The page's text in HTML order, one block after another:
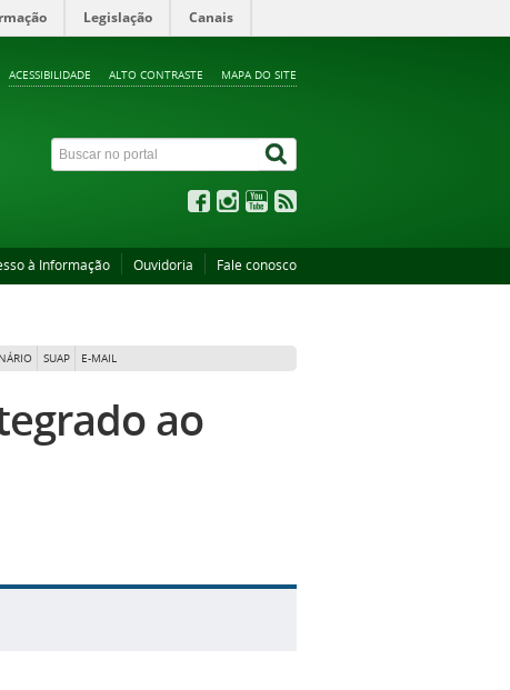
Legislação Canais
ACESSIBILIDADE ALTO CONTRASTE MAPA DO SITE
à Informação Ouvidoria Fale conosco
SUAP E-MAIL
ao